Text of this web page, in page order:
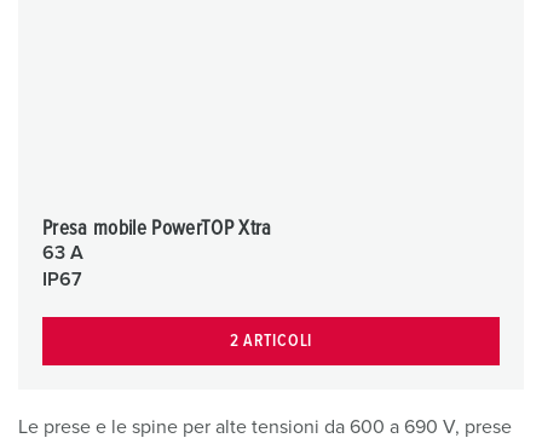
Presa mobile PowerTOP Xtra
63 A
IP67
2 ARTICOLI
Le prese e le spine per alte tensioni da 600 a 690 V, prese